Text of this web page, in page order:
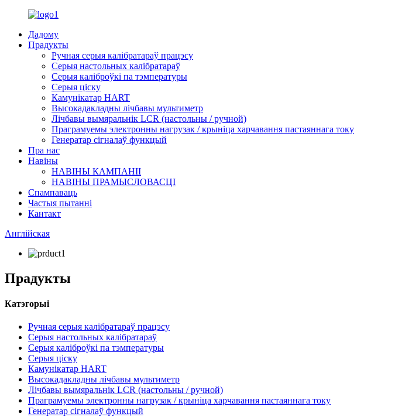
Дадому
Прадукты
Ручная серыя калібратараў працэсу
Серыя настольных калібратараў
Серыя каліброўкі па тэмпературы
Серыя ціску
Камунікатар HART
Высокадакладны лічбавы мультиметр
Лічбавы вымяральнік LCR (настольны / ручной)
Праграмуемы электронны нагрузак / крыніца харчавання пастаяннага току
Генератар сігналаў функцый
Пра нас
Навіны
НАВІНЫ КАМПАНІІ
НАВІНЫ ПРАМЫСЛОВАСЦІ
Спампаваць
Частыя пытанні
Кантакт
Англійская
Прадукты
Катэгорыі
Ручная серыя калібратараў працэсу
Серыя настольных калібратараў
Серыя каліброўкі па тэмпературы
Серыя ціску
Камунікатар HART
Высокадакладны лічбавы мультиметр
Лічбавы вымяральнік LCR (настольны / ручной)
Праграмуемы электронны нагрузак / крыніца харчавання пастаяннага току
Генератар сігналаў функцый